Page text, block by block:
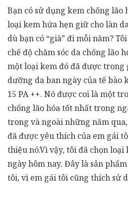
Bạn có sử dụng kem chống lão
loại kem hứa hẹn giữ cho làn
dù bạn có “già” đi mỗi năm?
chế độ chăm sóc da chống lão
một loại kem đó đã được
dưỡng da ban ngày của tế bào
15 PA ++. Nó được coi là một
chống lão hóa tốt nhất trong
trong và ngoài những năm
đã được yêu thích của em gái
thiệu nó.Vì vậy, tôi đã chọn loại
ngày hôm nay. Đây là sản
tôi, vì em gái tôi cũng thích sử